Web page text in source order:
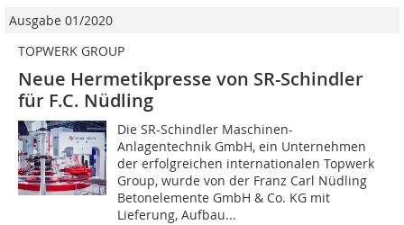
Ausgabe 01/2020
TOPWERK GROUP
Neue Hermetikpresse von SR-Schindler
für F.C. Nüdling
Die SR-Schindler Maschinen-
Anlagentechnik GmbH, ein Unternehmen
der erfolgreichen internationalen Topwerk
Group, wurde von der Franz Carl Nüdling
Betonelemente GmbH & Co. KG mit
Lieferung, Aufbau...